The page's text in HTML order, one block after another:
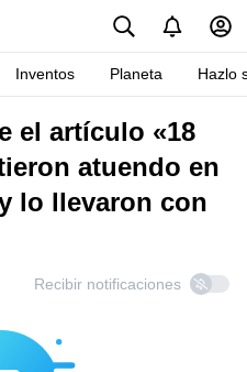
Inventos Planeta Hazlo
el artículo «18
atuendo en
lo llevaron con
Recibir notificaciones